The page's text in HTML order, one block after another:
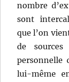
nombre
sont
que l’on
de
personnelle
lui-même